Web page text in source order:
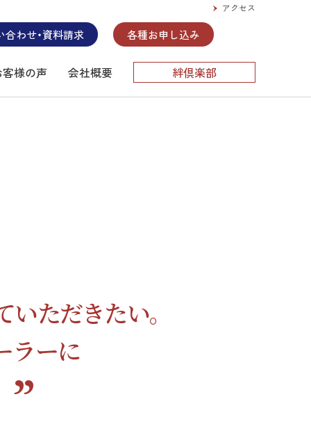
アクセス
合わせ・資料請求 各種お申し込み
様の声 会社概要 絆倶楽部
デミーの福岡トヨタ自動車株式会
ただきたい。
ラーに
”